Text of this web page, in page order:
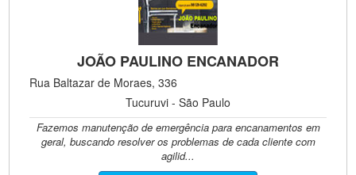
JOÃO PAULINO ENCANADOR
Rua Baltazar de Moraes, 336
Tucuruvi - São Paulo
Fazemos manutenção de emergência para encanamentos em
geral, buscando resolver os problemas de cada cliente com
agilid...